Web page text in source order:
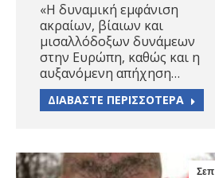
«Η δυναμική εμφάνιση
ακραίων, βίαιων και
μισαλλόδοξων δυνάμεων
στην Ευρώπη, καθώς και η
αυξανόμενη απήχηση…
ΔΙΑΒΑΣΤΕ ΠΕΡΙΣΣΟΤΕΡΑ
Σεπ